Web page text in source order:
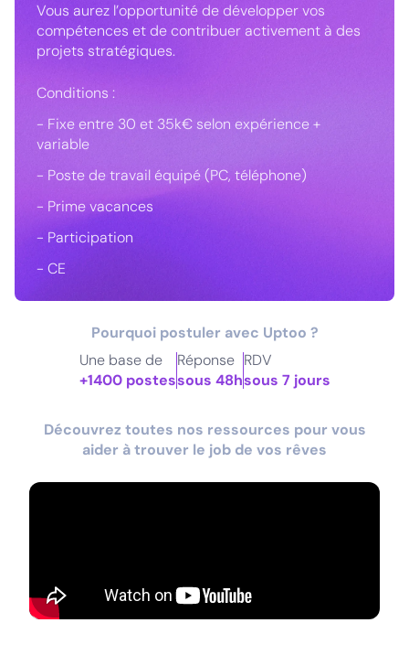
Vous aurez l’opportunité de développer vos
compétences et de contribuer activement à des
projets stratégiques.
Conditions :
- Fixe entre 30 et 35k€ selon expérience +
variable
- Poste de travail équipé (PC, téléphone)
- Prime vacances
- Participation
- CE
Pourquoi postuler avec Uptoo ?
Une base de
+1400 postes
Réponse
sous 48h
RDV
sous 7 jours
Découvrez toutes nos ressources pour vous
aider à trouver le job de vos rêves